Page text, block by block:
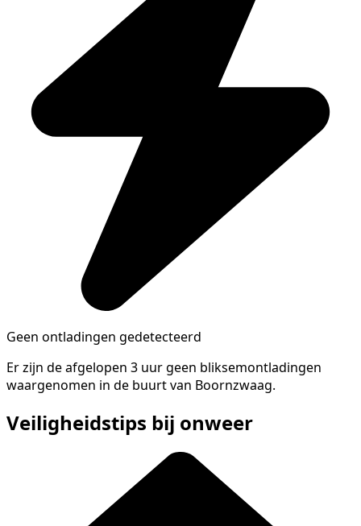
Geen ontladingen gedetecteerd
Er zijn de afgelopen 3 uur geen bliksemontladingen
waargenomen in de buurt van Boornzwaag.
Veiligheidstips bij onweer